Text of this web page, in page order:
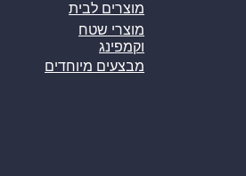
מוצרים לבית
מוצרי שטח
וקמפינג
מבצעים מיוחדים